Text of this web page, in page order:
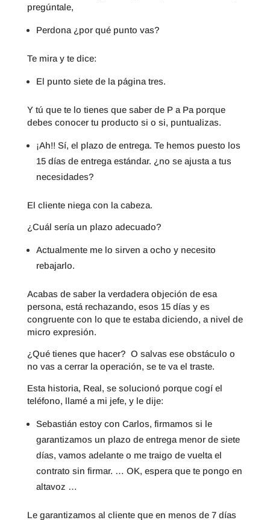
pregúntale,
Perdona ¿por qué punto vas?
Te mira y te dice:
El punto siete de la página tres.
Y tú que te lo tienes que saber de P a Pa porque
debes conocer tu producto si o si, puntualizas.
¡Ah!! Sí, el plazo de entrega. Te hemos puesto los
15 días de entrega estándar. ¿no se ajusta a tus
necesidades?
El cliente niega con la cabeza.
¿Cuál sería un plazo adecuado?
Actualmente me lo sirven a ocho y necesito
rebajarlo.
Acabas de saber la verdadera objeción de esa
persona, está rechazando, esos 15 días y es
congruente con lo que te estaba diciendo, a nivel de
micro expresión.
¿Qué tienes que hacer? O salvas ese obstáculo o
no vas a cerrar la operación, se te va el traste.
Esta historia, Real, se solucionó porque cogí el
teléfono, llamé a mi jefe, y le dije:
Sebastián estoy con Carlos, firmamos si le
garantizamos un plazo de entrega menor de siete
días, vamos adelante o me traigo de vuelta el
contrato sin firmar. … OK, espera que te pongo en
altavoz …
Le garantizamos al cliente que en menos de 7 días